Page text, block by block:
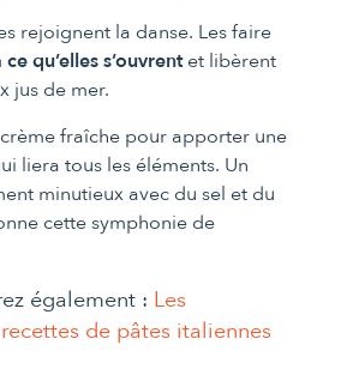
rejoignent la danse. Les faire
ce qu’elles s’ouvrentet libèrent
jus de mer.
fraîche pour apporter une
liera tous les éléments. Un
minutieux avec du sel et du
cette symphonie de
également : Les
de pâtes italiennes